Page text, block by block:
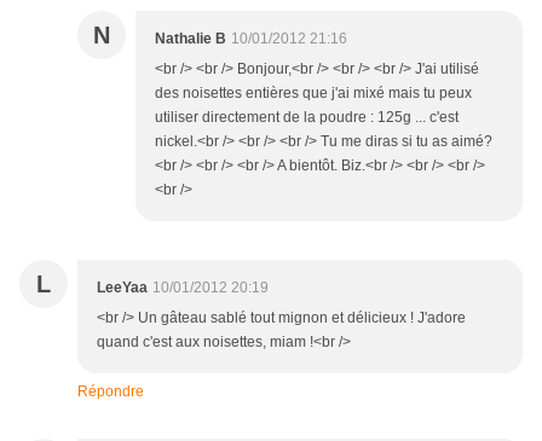
N Nathalie B 10/01/2012 21:16
<br /> <br /> Bonjour,<br /> <br /> <br /> J'ai utilisé
des noisettes entières que j'ai mixé mais tu peux
utiliser directement de la poudre : 125g ... c'est
nickel.<br /> <br /> <br /> Tu me diras si tu as aimé?
<br /> <br /> <br /> A bientôt. Biz.<br /> <br /> <br />
<br />
L LeeYaa 10/01/2012 20:19
<br /> Un gâteau sablé tout mignon et délicieux ! J'adore
quand c'est aux noisettes, miam !<br />
Répondre